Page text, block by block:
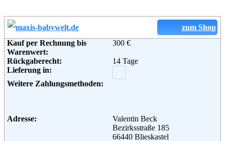
Weiterführende
Informationen:
AGB
Weitere Zahlungsmethoden:
Adresse:
Versandhaus Walz GmbH
Fax:
+49 (0)1805 33 40 12
Email:
info@baby-walz.de
zum Shop
Kauf per Rechnung bis
Warenwert:
300 €
Rückgaberecht:
14 Tage
Lieferung in:
Weitere Zahlungsmethoden:
Adresse:
Valentin Beck
Bezirksstraße 185
66440 Blieskastel